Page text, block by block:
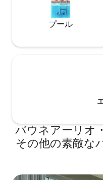
プール
バウネアーリオ
その他の素敵な